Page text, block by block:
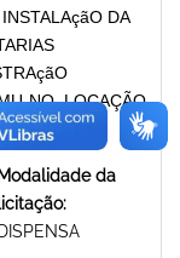
DA
NO. LOCAÇÃO
Modalidade da
licitação:
DISPENSA